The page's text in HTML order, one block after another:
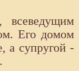
всеведущим
Его домом
а супругой -